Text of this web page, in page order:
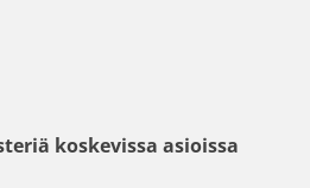
koskevissa asioissa